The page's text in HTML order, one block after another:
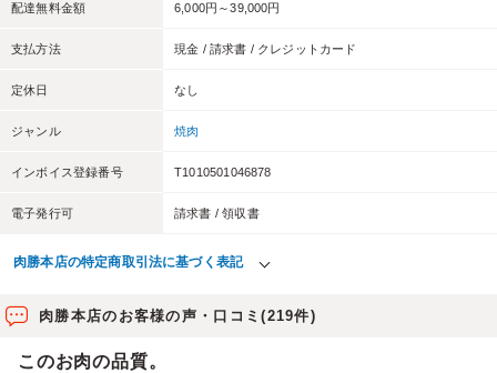
配達無料金額 6,000円～39,000円
支払方法 現金 / 請求書 / クレジットカード
定休日 なし
ジャンル 焼肉
インボイス登録番号 T1010501046878
電子発行可 請求書 / 領収書
肉勝本店の特定商取引法に基づく表記
肉勝本店のお客様の声・口コミ(219件)
このお肉の品質。